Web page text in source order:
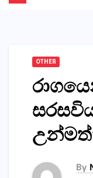
OTHER
By